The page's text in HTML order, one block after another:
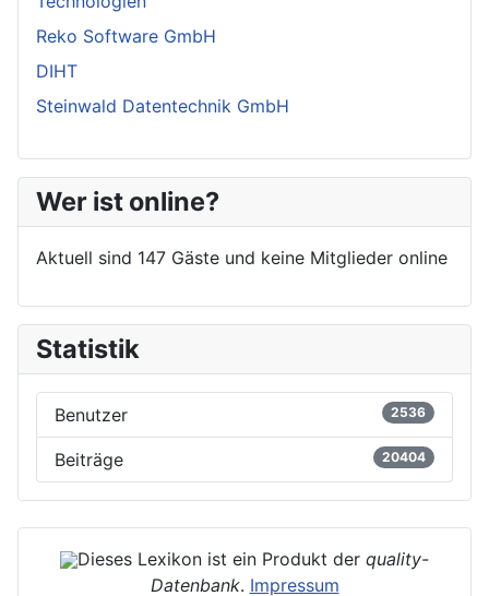
Reko Software GmbH
DIHT
Steinwald Datentechnik GmbH
Wer ist online?
Aktuell sind 147 Gäste und keine Mitglieder online
Statistik
Benutzer 2536
Beiträge 20404
Dieses Lexikon ist ein Produkt der quality-
Datenbank. Impressum